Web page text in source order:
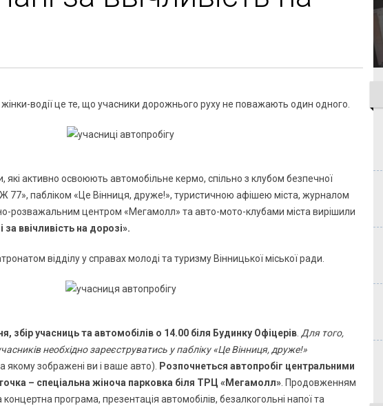
водії це те, що учасники дорожнього руху не поважають один одного.
які активно освоюють автомобільне кермо, спільно з клубом безпечної
77», пабліком «Це Вінниця, друже!», туристичною афішею міста, журналом
розважальним центром «Мегамолл» та авто-мото-клубами міста вирішили
за ввічливість на дорозі».
відділу у справах молоді та туризму Вінницької міської ради.
збір учасниць та автомобілів о 14.00 біля Будинку Офіцерів Для того,
необхідно зареєструватись у пабліку «Це Вінниця, друже!»
зображені ви і ваше авто).
Розпочнеться автопробіг центральними
– спеціальна жіноча парковка біля ТРЦ «Мегамолл» . Продовженням
програма, презентація автомобілів, безалкогольні напої та